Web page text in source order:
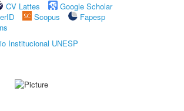
CV Lattes
Google Scholar
Scopus
Fapesp
Institucional UNESP